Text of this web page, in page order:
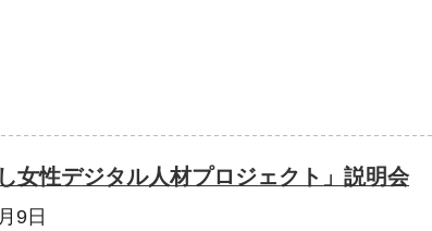
性デジタル人材プロジェクト」説明会
9日